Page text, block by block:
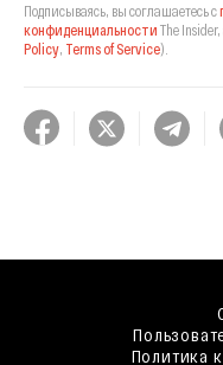
Подписываясь, вы соглашаетесь с
конфиденциальности The Insider,
Policy, Terms of Service).
Политика